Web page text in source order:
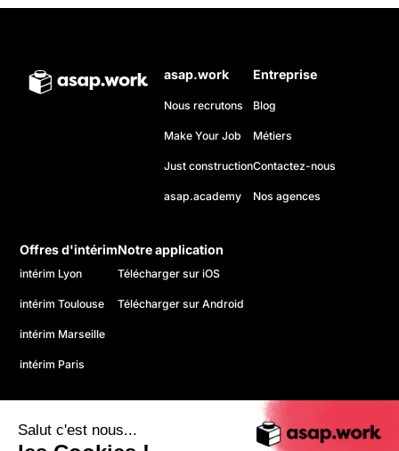
Salut c'est nous...
asap.work
Nous recrutons
Make Your Job
Just construction
asap.academy
Entreprise
Blog
Métiers
Contactez-nous
Nos agences
Offres d'intérim
intérim Lyon
intérim Toulouse
intérim Marseille
intérim Paris
Notre application
Télécharger sur iOS
Télécharger sur Android